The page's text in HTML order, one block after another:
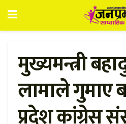
मुख्यमन्त्री
लामाले गुमाए